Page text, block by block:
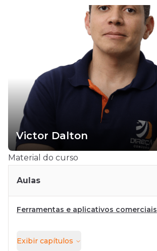
Victor Dalton
Material do curso
Aulas
Ferramentas e aplicativos comerciais
Exibir capítulos